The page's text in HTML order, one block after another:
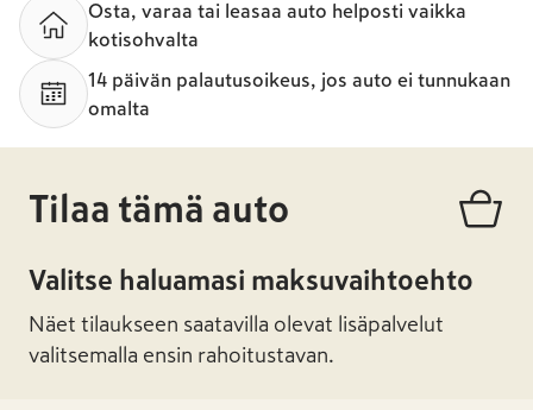
Osta, varaa tai leasaa auto helposti vaikka
kotisohvalta
14 päivän palautusoikeus, jos auto ei tunnukaan
omalta
Tilaa tämä auto
Valitse haluamasi maksuvaihtoehto
Näet tilaukseen saatavilla olevat lisäpalvelut
valitsemalla ensin rahoitustavan.